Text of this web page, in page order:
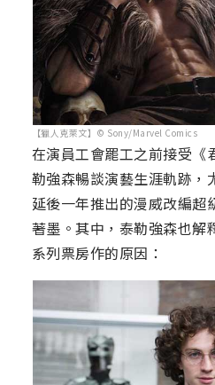
【獵人克萊文】© Sony/Marvel Comics
在演員工會罷工之前接受《
勒強森暢談演藝生涯軌跡，
延後一年推出的漫威改編超
著墨。其中，泰勒強森也解
系列票房作的原因：